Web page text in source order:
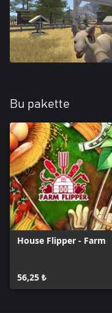
Bu pakette
House Flipper - Farm
56,25 ₺